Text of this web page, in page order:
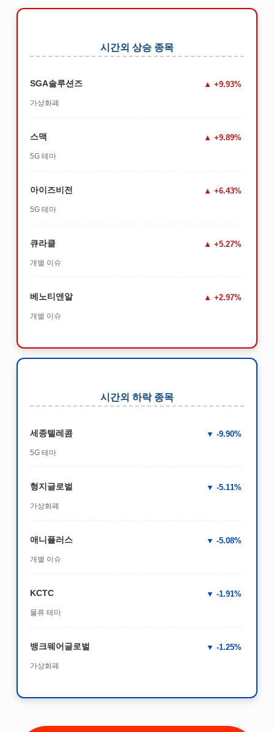
시간외 상승 종목
SGA솔루션즈
가상화폐
+9.93%
스맥
5G 테마
+9.89%
아이즈비전
5G 테마
+6.43%
큐라클
개별 이슈
+5.27%
베노티앤알
개별 이슈
+2.97%
시간외 하락 종목
세종텔레콤
5G 테마
-9.90%
형지글로벌
가상화폐
-5.11%
애니플러스
개별 이슈
-5.08%
KCTC
물류 테마
-1.91%
뱅크웨어글로벌
가상화폐
-1.25%